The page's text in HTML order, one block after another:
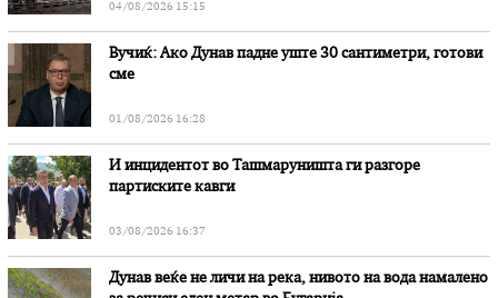
04/08/2026 15:15
Вучиќ: Ако Дунав падне уште 30 сантиметри, готови
сме
01/08/2026 16:28
И инцидентот во Ташмаруништa ги разгоре
партиските кавги
03/08/2026 16:37
Дунав веќе не личи на река, нивото на вода намалено